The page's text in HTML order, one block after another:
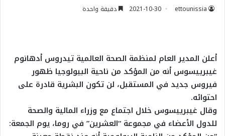
ettounissia
2021-10-30 دقيقة واحدة
أعلن المدير العام لمنظمة الصحة العالمية تيدروس أدهانوم
غيبرييسوس أنه من المؤكد من ناحية البيولوجيا ظهور
فيروس جديد في المستقبل، لن تكون البشرية قادرة على
احتوائه.
وقال غيبرييسوس خلال اجتماع مع وزراء المالية والصحة
للدول الأعضاء في مجموعة “العشرين” في روما، يوم الجمعة: